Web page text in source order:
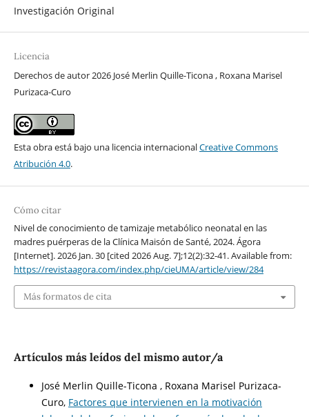
Investigación Original
Licencia
Derechos de autor 2026 José Merlin Quille-Ticona , Roxana Marisel
Purizaca-Curo
Esta obra está bajo una licencia internacionalCreative Commons
Atribución 4.0.
Cómo citar
Nivel de conocimiento de tamizaje metabólico neonatal en las
madres puérperas de la Clínica Maisón de Santé, 2024. Ágora
[Internet]. 2026 Jan. 30 [cited 2026 Aug. 7];12(2):32-41. Available from:
https://revistaagora.com/index.php/cieUMA/article/view/284
Más formatos de cita
Artículos más leídos del mismo autor/a
José Merlin Quille-Ticona , Roxana Marisel Purizaca-
Curo, Factores que intervienen en la motivación